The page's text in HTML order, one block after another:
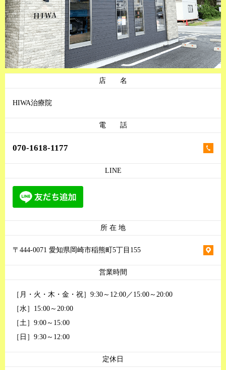
店 名
HIWA治療院
電 話
070-1618-1177
LINE
所 在 地
〒444-0071 愛知県岡崎市稲熊町5丁目155
営業時間
［月・火・木・金・祝］9:30～12:00／15:00～20:00
［水］15:00～20:00
［土］9:00～15:00
［日］9:30～12:00
定休日